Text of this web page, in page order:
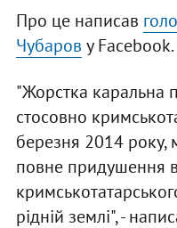
Про це написав
Чубаров у Facebook.
"Жорстка каральна
стосовно
березня 2014
повне придушення
рідній землі", -